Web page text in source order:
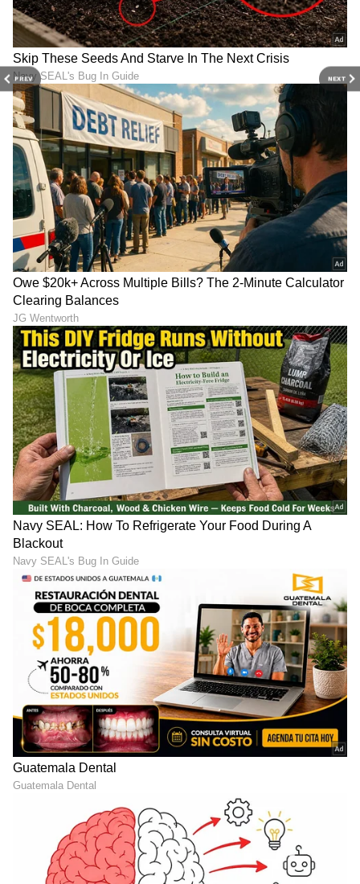
PREV NEXT
DOWNLOAD APP
RECOMMENDED STORIES
ರೈಲು ಬರುವ ವೇಳೆಯೇ ಕೆಟ್ಟು
ನಿಂತ 25 ಮಕ್ಕಳಿದ್ದ ಶಾಲಾ
ವಾಹನ.. ಸ್ಥಳೀಯರಿಂದ ತಪ್ಪಿದ
ಭಾರೀ ಅನಾಹುತ
ರಾಯಚೂರು ಜೈಲಿನಲ್ಲಿ ಖೈದಿ
ಹಠಾತ್ ಸಾವು.. ಪೊಲೀಸರ
ವಿರುದ್ಧ ಭುಗಿಲೆದ್ದ ಕುಟುಂಬಸ್ಥರ
ಆರೋಪ
Shivamogga: ಕೋಟೆಗಂಗೂರು
ಡಿಪೋ: ಶಿವಮೊಗ್ಗದಿಂದಲೇ
ಎಕ್ಸ್‌ಪ್ರೆಸ್ ರೈಲು ನಿರ್ವಹಣೆ ಶೀಘ್ರ
Sakleshpur: ಹೊಸಳ್ಳಿ ಬೆಟ್ಟ-
LATEST VIDEOS
"ರಾಜಕೀಯ ಬೇಡ, ಸಿನಿಮಾನೇ ಪ್ರಾಣ":
ಕನಕೋತ್ಸವದಲ್ಲಿ ರಿಷಬ್ ಶೆಟ್ಟಿ | Rishab
Shetty speech | Suvarna News
ಶೇ.50 ರಿಂದ ಶೇ.18 ಕ್ಕೆ TAX ಇಳಿಕೆ: ಮೋದಿ-
ಟ್ರಂಪ್ ಐತಿಹಾಸಿಕ ಒಪ್ಪಂದ | India US
Trade Deal | Party Rounds